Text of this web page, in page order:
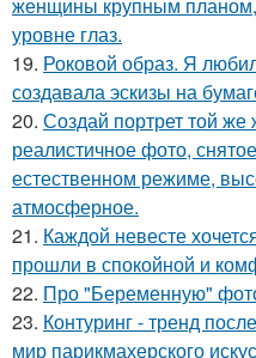
уровне глаз.
19. Роковой образ. Я
создавала эскизы на
20. Создай портрет той
реалистичное фото,
естественном режиме,
атмосферное.
21. Каждой невесте
прошли в спокойной и
22. Про "Беременную"
23. Контуринг - тренд
мир парикмахерского